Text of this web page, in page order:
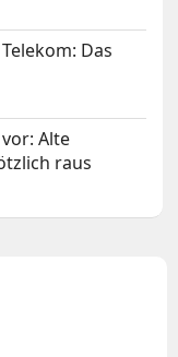
Das
Alte
raus